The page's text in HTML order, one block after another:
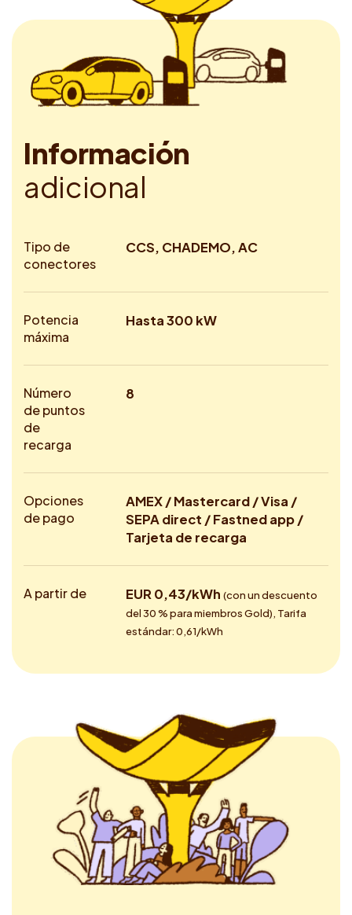
Información
adicional
Tipo de
conectores
CCS, CHADEMO, AC
Potencia
máxima
Hasta 300 kW
Número
de puntos
de
recarga
8
Opciones
de pago
AMEX / Mastercard / Visa /
SEPA direct / Fastned app /
Tarjeta de recarga
A partir de EUR 0,43/kWh (con un descuento
del 30 % para miembros Gold), Tarifa
estándar: 0,61/kWh